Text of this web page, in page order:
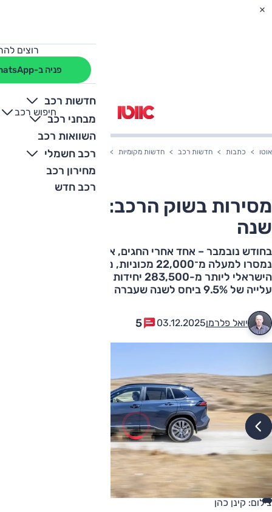
רוצים
פניה ב-WhatsApp
חדשות רכב
מבחני רכב
השוואות רכב
רכב חשמלי
מחירון רכב
רכב חדש
חיפוש רכב
+
-
אוטו כתבות חדשות רכב חדשות מקומיות מסירות בשוק הרכב: לקראת סוף
מסירות בשוק הרכב: לקראת סוף
שנה
בחודש נובמבר – אחד אחרי החגים, אחד לפני סוף שנה –
נמסרו למעלה מ־22,000 מכוניות, מביאות את שוק הרכב
הישראלי ליותר מ-283,500 יחידות בהיקף המסירות השנתי,
עלייה של 9.5% ביחס לשנה שעברה
יואל פלרמן03.12.2025
5
צילום: קינן כהן